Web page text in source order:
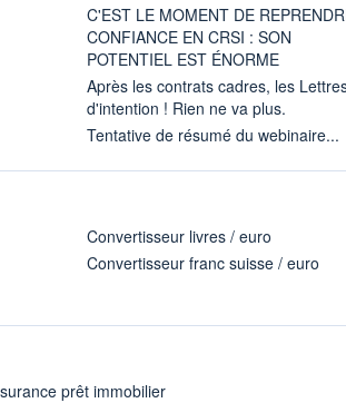
C'EST LE MOMENT DE
CONFIANCE EN CRSI : SON
POTENTIEL EST ÉNORME
Après les contrats cadres, les
d'intention ! Rien ne va plus.
Tentative de résumé du webinaire...
Convertisseur livres / euro
Convertisseur franc suisse / euro
prêt immobilier